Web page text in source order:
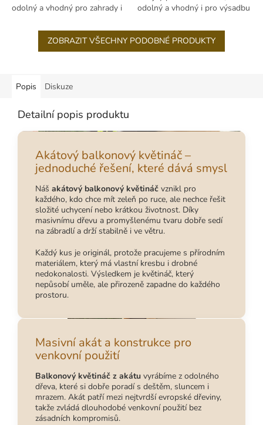
odolný a vhodný pro zahrady i
odolný a vhodný i pro výsadbu
ZOBRAZIT VŠECHNY PODOBNÉ PRODUKTY
Popis Diskuze
Detailní popis produktu
Akátový balkonový květináč –
jednoduché řešení, které dává smysl
Náš akátový balkonový květináč vznikl pro
každého, kdo chce mít zeleň po ruce, ale nechce řešit
složité uchycení nebo krátkou životnost. Díky
masivnímu dřevu a promyšlenému tvaru dobře sedí
na zábradlí a drží stabilně i ve větru.
Každý kus je originál, protože pracujeme s přírodním
materiálem, který má vlastní kresbu i drobné
nedokonalosti. Výsledkem je květináč, který
nepůsobí uměle, ale přirozeně zapadne do každého
prostoru.
Masivní akát a konstrukce pro
venkovní použití
Balkonový květináč z akátu vyrábíme z odolného
dřeva, které si dobře poradí s deštěm, sluncem i
mrazem. Akát patří mezi nejtvrdší evropské dřeviny,
takže zvládá dlouhodobé venkovní použití bez
zásadních kompromisů.